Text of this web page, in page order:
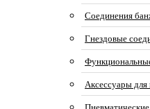
Соединения
Гнездовые
Аксессуары для